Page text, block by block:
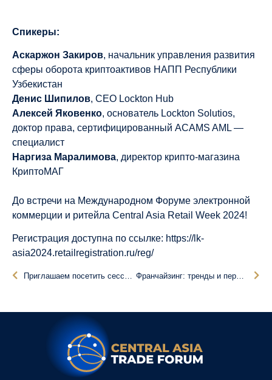
Спикеры:
Аскаржон Закиров, начальник управления развития
сферы оборота криптоактивов НАПП Республики
Узбекистан
Денис Шипилов, CEO Lockton Hub
Алексей Яковенко, основатель Lockton Solutios,
доктор права, сертифицированный ACAMS AML —
специалист
Наргиза Маралимова, директор крипто-магазина
КриптоМАГ
До встречи на Международном Форуме электронной
коммерции и ритейла Central Asia Retail Week 2024!
Регистрация доступна по ссылке: https://lk-
asia2024.retailregistration.ru/reg/
Приглашаем посетить сессию «MARKETING нового времени» Франчайзинг: тренды и перспективы 2024